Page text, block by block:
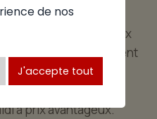
Éloise repose sur deux
À chaque moment
adresse adaptée.
pour les pizzérias
à prix avantageux.
de nos
J'accepte tout